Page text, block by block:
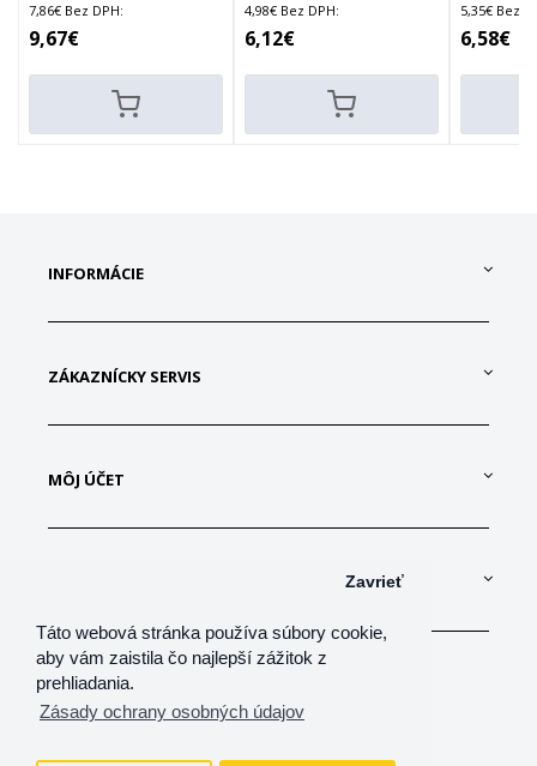
Táto webová stránka používa súbory cookie,
aby vám zaistila čo najlepší zážitok z
prehliadania.
Zásady ochrany osobných údajov
Zavrieť
7,86€ Bez DPH:
9,67€
4,98€ Bez DPH:
6,12€
5,35€ Bez
6,58€
INFORMÁCIE
ZÁKAZNÍCKY SERVIS
MÔJ ÚČET